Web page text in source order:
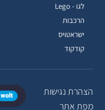
הצהרת נגישות
מפת אתר
wolt
לגו - Lego
הרכבות
ישראטויס
קודקוד